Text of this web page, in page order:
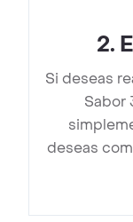
2.
Si deseas
Sabor
deseas